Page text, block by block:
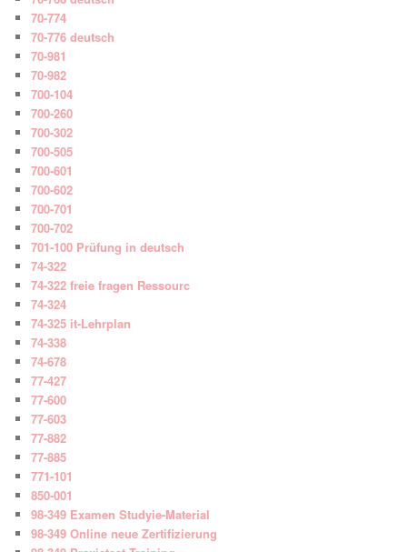
70-774
70-776 deutsch
70-981
70-982
700-104
700-260
700-302
700-505
700-601
700-602
700-701
700-702
701-100 Prüfung in deutsch
74-322
74-322 freie fragen Ressourc
74-324
74-325 it-Lehrplan
74-338
74-678
77-427
77-600
77-603
77-882
77-885
771-101
850-001
98-349 Examen Studyie-Material
98-349 Online neue Zertifizierung